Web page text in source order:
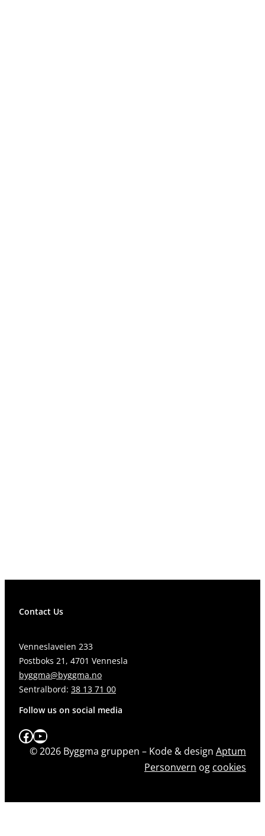
Contact Us
Venneslaveien 233
Postboks 21, 4701 Vennesla
byggma@byggma.no
Sentralbord: 38 13 71 00
Follow us on social media
Facebook YouTube
© 2026 Byggma gruppen – Kode & design Aptum
Personvern og cookies